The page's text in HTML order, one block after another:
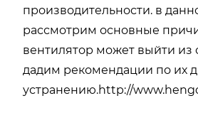
производительности. в
рассмотрим основные
вентилятор может выйти из
дадим рекомендации по их
устранению.http://